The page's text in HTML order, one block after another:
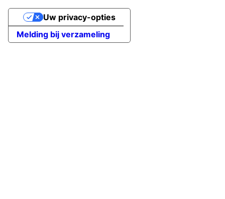
Melding bij verzameling
Uw privacy-opties